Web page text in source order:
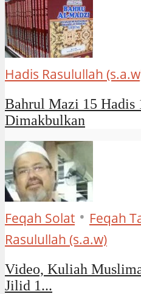
Hadis Rasulullah
Bahrul Mazi 15 Hadis
Dimakbulkan
Feqah Solat • Feqah
Rasulullah (s.a.w)
Video, Kuliah
Jilid 1...